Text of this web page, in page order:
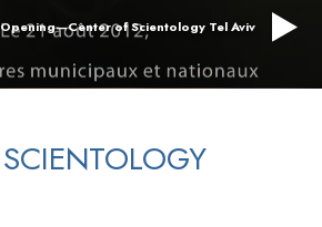
of Scientology Tel Aviv